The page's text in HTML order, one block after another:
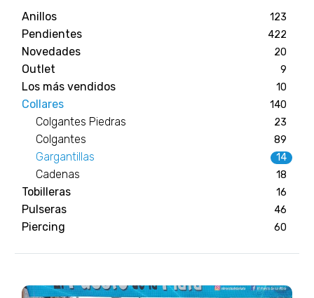
Anillos 123
Pendientes 422
Novedades 20
Outlet 9
Los más vendidos 10
Collares 140
Colgantes Piedras 23
Colgantes 89
Gargantillas 14
Cadenas 18
Tobilleras 16
Pulseras 46
Piercing 60